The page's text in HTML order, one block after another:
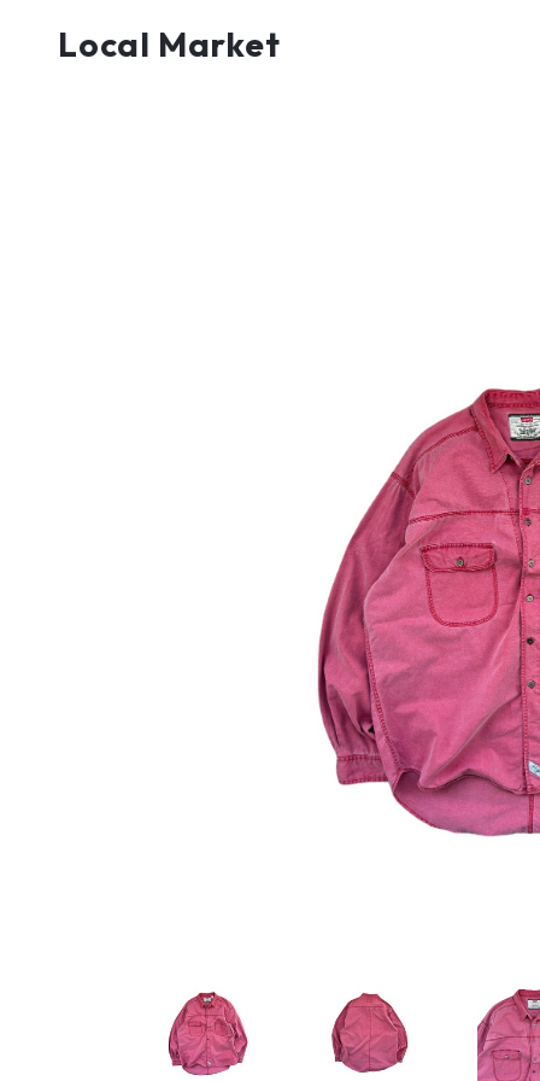
Local Market